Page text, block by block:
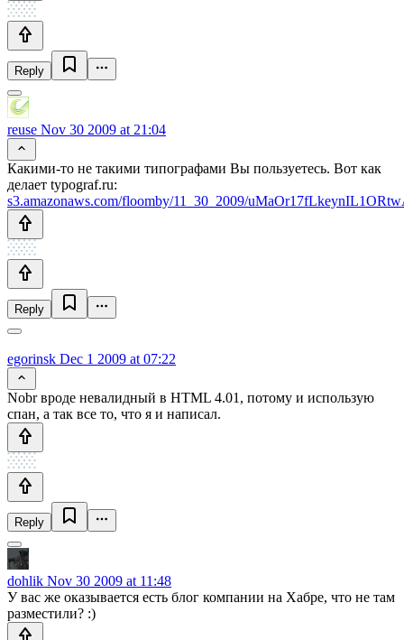
Reply
reuse Nov 30 2009 at 21:04
Какими-то не такими типографами Вы пользуетесь. Вот как
делает typograf.ru:
s3.amazonaws.com/floomby/11_30_2009/
Reply
egorinsk Dec 1 2009 at 07:22
Nobr вроде невалидный в HTML 4.01, потому и использую
спан, а так все то, что я и написал.
Reply
dohlik Nov 30 2009 at 11:48
У вас же оказывается есть блог компании на Хабре, что не там
разместили? :)